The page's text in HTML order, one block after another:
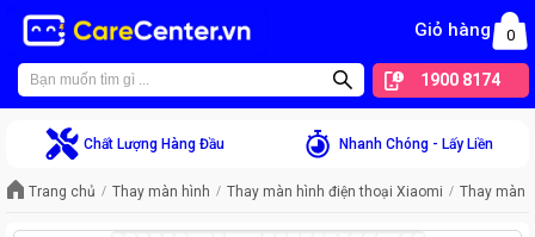
Giỏ hàng 0
1900 8174
Chất Lượng Hàng Đầu Nhanh Chóng - Lấy Liền
Trang chủ Thay màn hình Thay màn hình điện thoại Xiaomi Thay màn